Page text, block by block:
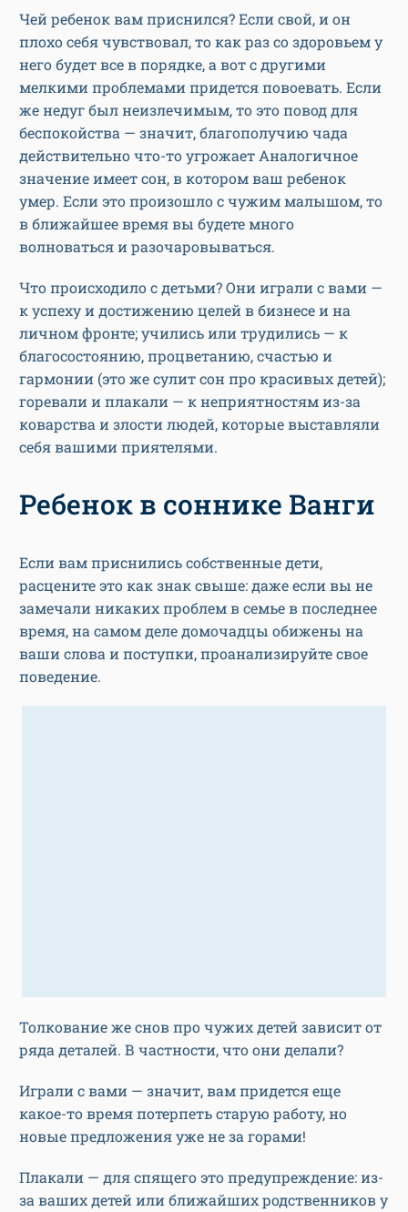
Чей ребенок вам приснился? Если свой, и он
плохо себя чувствовал, то как раз со здоровьем у
него будет все в порядке, а вот с другими
мелкими проблемами придется повоевать. Если
же недуг был неизлечимым, то это повод для
беспокойства — значит, благополучию чада
действительно что-то угрожает Аналогичное
значение имеет сон, в котором ваш ребенок
умер. Если это произошло с чужим малышом, то
в ближайшее время вы будете много
волноваться и разочаровываться.
Что происходило с детьми? Они играли с вами —
к успеху и достижению целей в бизнесе и на
личном фронте; учились или трудились — к
благосостоянию, процветанию, счастью и
гармонии (это же сулит сон про красивых детей);
горевали и плакали — к неприятностям из-за
коварства и злости людей, которые выставляли
себя вашими приятелями.
Ребенок в соннике Ванги
Если вам приснились собственные дети,
расцените это как знак свыше: даже если вы не
замечали никаких проблем в семье в последнее
время, на самом деле домочадцы обижены на
ваши слова и поступки, проанализируйте свое
поведение.
Толкование же снов про чужих детей зависит от
ряда деталей. В частности, что они делали?
Играли с вами — значит, вам придется еще
какое-то время потерпеть старую работу, но
новые предложения уже не за горами!
Плакали — для спящего это предупреждение: из-
за ваших детей или ближайших родственников у